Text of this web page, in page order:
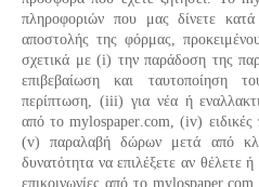
πληροφοριών που μας δίνετε κατά
αποστολής της φόρμας,
σχετικά με (i) την παράδοση της
επιβεβαίωση και ταυτοποίηση
περίπτωση, (iii) για νέα ή
από τοmylospaper.com, (iv)
(v) παραλαβή δώρων μετά από
δυνατότητα να επιλέξετε αν θέλετε
επικοινωνίες από το mylospaper.com